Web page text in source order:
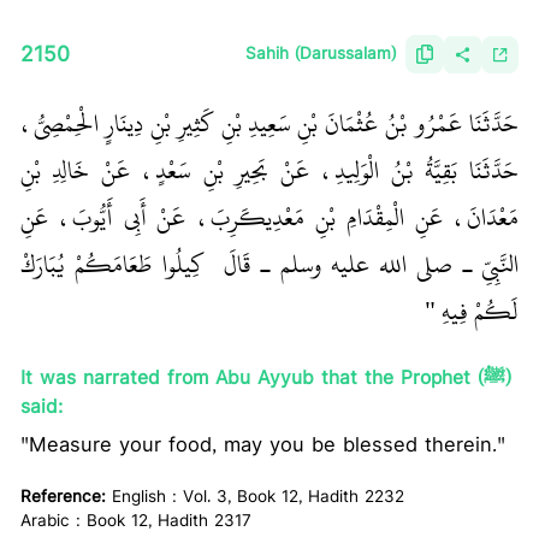
2150 Sahih (Darussalam)
حَدَّثَنَا عَمْرُو بْنُ عُثْمَانَ بْنِ سَعِيدِ بْنِ كَثِيرِ بْنِ دِينَارٍ الْحِمْصِيُّ،
حَدَّثَنَا بَقِيَّةُ بْنُ الْوَلِيدِ، عَنْ بَحِيرِ بْنِ سَعْدٍ، عَنْ خَالِدِ بْنِ
مَعْدَانَ، عَنِ الْمِقْدَامِ بْنِ مَعْدِيكَرِبَ، عَنْ أَبِي أَيُّوبَ، عَنِ
النَّبِيِّ ـ صلى الله عليه وسلم ـ قَالَ ‏ ‏ كِيلُوا طَعَامَكُمْ يُبَارَكْ
لَكُمْ فِيهِ ‏"
It was narrated from Abu Ayyub that the Prophet (ﷺ)
said:
"Measure your food, may you be blessed therein."
Reference: English : Vol. 3, Book 12, Hadith 2232
Arabic : Book 12, Hadith 2317